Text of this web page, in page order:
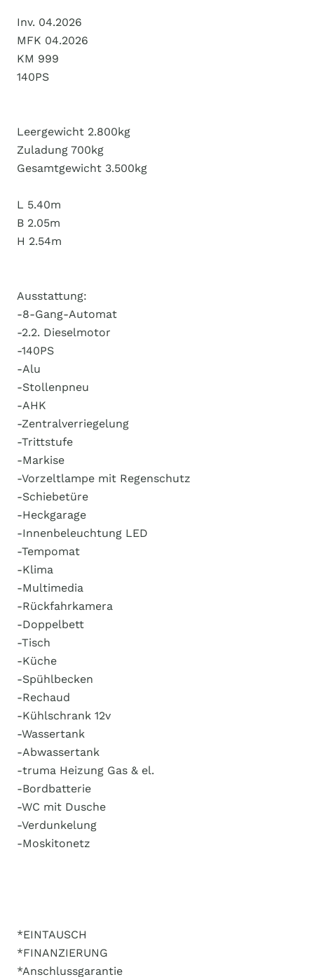
Inv. 04.2026
MFK 04.2026
KM 999
140PS
Leergewicht 2.800kg
Zuladung 700kg
Gesamtgewicht 3.500kg
L 5.40m
B 2.05m
H 2.54m
Ausstattung:
-8-Gang-Automat
-2.2. Dieselmotor
-140PS
-Alu
-Stollenpneu
-AHK
-Zentralverriegelung
-Trittstufe
-Markise
-Vorzeltlampe mit Regenschutz
-Schiebetüre
-Heckgarage
-Innenbeleuchtung LED
-Tempomat
-Klima
-Multimedia
-Rückfahrkamera
-Doppelbett
-Tisch
-Küche
-Spühlbecken
-Rechaud
-Kühlschrank 12v
-Wassertank
-Abwassertank
-truma Heizung Gas & el.
-Bordbatterie
-WC mit Dusche
-Verdunkelung
-Moskitonetz
*EINTAUSCH
*FINANZIERUNG
*Anschlussgarantie